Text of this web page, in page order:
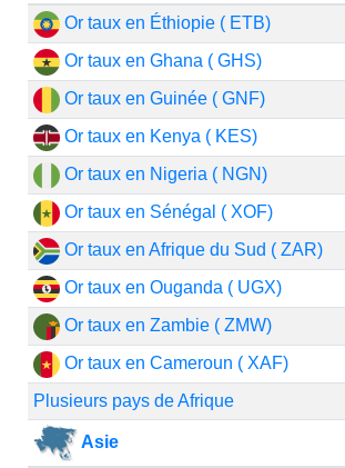
Or taux en Éthiopie ( ETB)
Or taux en Ghana ( GHS)
Or taux en Guinée ( GNF)
Or taux en Kenya ( KES)
Or taux en Nigeria ( NGN)
Or taux en Sénégal ( XOF)
Or taux en Afrique du Sud ( ZAR)
Or taux en Ouganda ( UGX)
Or taux en Zambie ( ZMW)
Or taux en Cameroun ( XAF)
Plusieurs pays de Afrique
Asie